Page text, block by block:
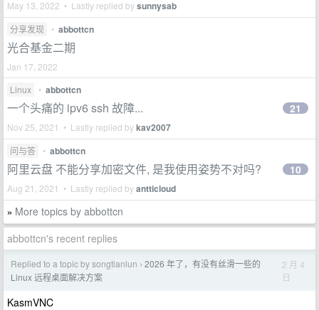
May 13, 2022 • Lastly replied bysunnysab
分享发现 • abbottcn
光合基金二期
Jan 17, 2022
Linux
• abbottcn
一个头痛的 ipv6 ssh 故障...
Nov 25, 2021 • Lastly replied bykav2007
21
问与答 • abbottcn
阿里云盘 不能分享加密文件, 是我使用姿势不对吗?
Aug 21, 2021 • Lastly replied byantticloud
10
» More topics by abbottcn
abbottcn's recent replies
Replied to a topic by songtianlun › 2026 年了，有没有丝滑一些的
Linux 远程桌面解决方案
2 月 4
日
KasmVNC